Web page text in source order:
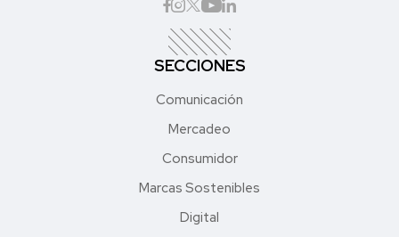
SECCIONES
Comunicación
Mercadeo
Consumidor
Marcas Sostenibles
Digital